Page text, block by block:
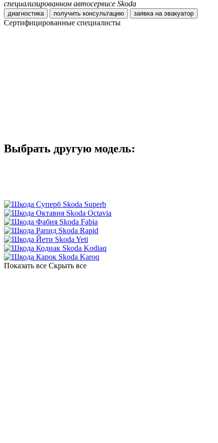
специализированном автосервисе Skoda
диагностика получить консультацию заявка на эвакуатор
Сертифицированные специалисты
Выбрать другую модель:
Skoda Superb
Skoda Octavia
Skoda Fabia
Skoda Rapid
Skoda Yeti
Skoda Kodiaq
Skoda Karoq
Показать все Скрыть все